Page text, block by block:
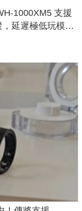
1000XM5 支援
延遲極低玩模擬